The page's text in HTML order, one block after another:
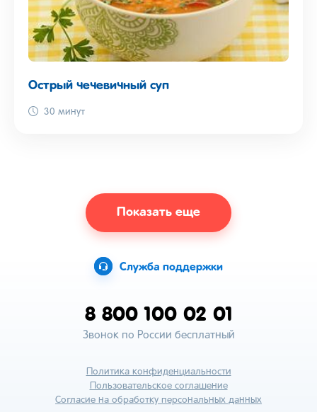
Острый чечевичный суп
30 минут
Показать еще
Служба поддержки
8 800 100 02 01
Звонок по России бесплатный
Политика конфиденциальности
Пользовательское соглашение
Согласие на обработку персональных данных